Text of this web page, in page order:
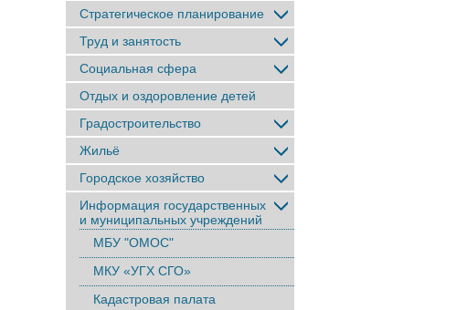
Стратегическое планирование
Труд и занятость
Социальная сфера
Отдых и оздоровление детей
Градостроительство
Жильё
Городское хозяйство
Информация государственных
и муниципальных учреждений
МБУ "ОМОС"
МКУ «УГХ СГО»
Кадастровая палата